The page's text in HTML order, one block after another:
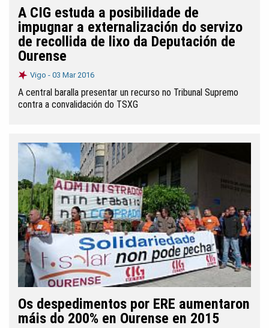
A CIG estuda a posibilidade de
impugnar a externalización do servizo
de recollida de lixo da Deputación de
Ourense
Vigo - 03 Mar 2016
A central baralla presentar un recurso no Tribunal Supremo
contra a convalidación do TSXG
Os despedimentos por ERE aumentaron
máis do 200% en Ourense en 2015